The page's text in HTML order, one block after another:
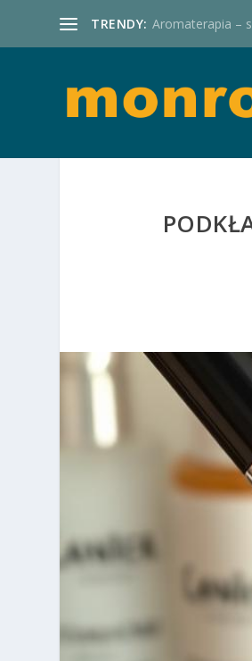
TRENDY: Aromaterapia –